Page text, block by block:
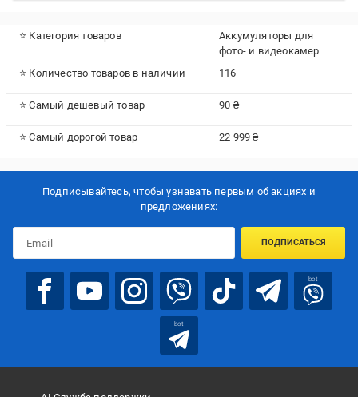
⭐ Категория товаров
Аккумуляторы для
фото- и видеокамер
⭐ Количество товаров в наличии
116
⭐ Самый дешевый товар 90 ₴
⭐ Самый дорогой товар 22 999 ₴
Подписывайтесь, чтобы узнавать первым об акцияx и
предложениях:
ПОДПИСАТЬСЯ
bot
bot